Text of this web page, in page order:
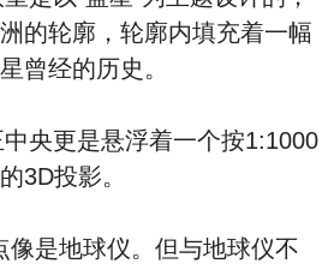
的轮廓，轮廓内填充着一幅
曾经的历史。
央更是悬浮着一个按1:1000
3D投影。
是地球仪。但与地球仪不